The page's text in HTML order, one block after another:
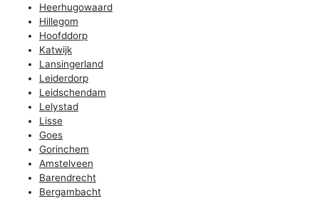
Heerhugowaard
Hillegom
Hoofddorp
Katwijk
Lansingerland
Leiderdorp
Leidschendam
Lelystad
Lisse
Goes
Gorinchem
Amstelveen
Barendrecht
Bergambacht